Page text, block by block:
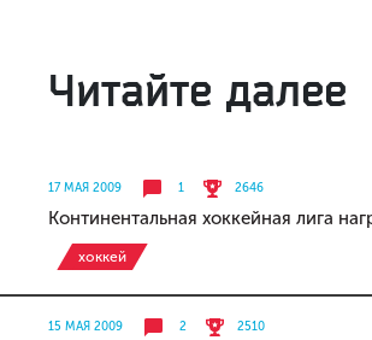
Читайте далее
17 МАЯ 2009 1 2646
Континентальная хоккейная лига
хоккей
15 МАЯ 2009 2 2510